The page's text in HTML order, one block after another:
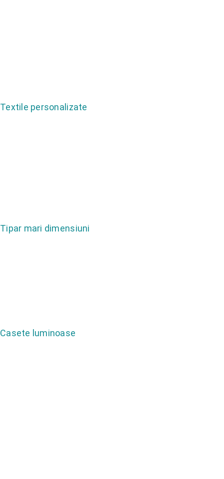
Textile personalizate
Tipar mari dimensiuni
Casete luminoase